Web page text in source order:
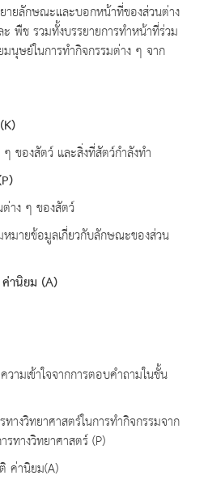
ลักษณะและบอกหน้าที่ของส่วนต่าง
พืช รวมทั้งบรรยายการทำหน้าที่ร่วม
นุษย์ในการทำกิจกรรมต่าง ๆ จาก
จ (K)
ของสัตว์ และสิ่งที่สัตว์กำลังทำ
าง ๆ ของสัตว์
มายข้อมูลเกี่ยวกับลักษณะของส่วน
านิยม (A)
ามเข้าใจจากการตอบคำถามในชั้น
างวิทยาศาสตร์ในการทำกิจกรรมจาก
ทางวิทยาศาสตร์ (P)
ค่านิยม(A)